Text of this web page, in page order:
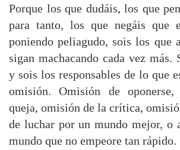
Porque los que dudáis, los que
para tanto, los que negáis que
poniendo peliagudo, sois los que
sigan machacando cada vez más.
y sois los responsables de lo que
omisión. Omisión de
queja, omisión de la crítica,
de luchar por un mundo mejor, o
mundo que no empeore tan rápido.